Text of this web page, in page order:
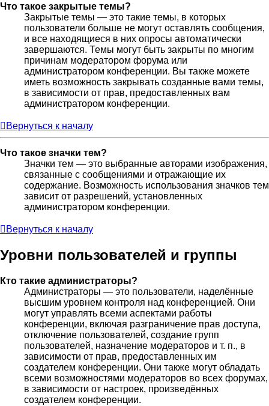
Что такое закрытые темы?
Закрытые темы — это такие темы, в которых
пользователи больше не могут оставлять сообщения,
и все находящиеся в них опросы автоматически
завершаются. Темы могут быть закрыты по многим
причинам модератором форума или
администратором конференции. Вы также можете
иметь возможность закрывать созданные вами темы,
в зависимости от прав, предоставленных вам
администратором конференции.
Вернуться к началу
Что такое значки тем?
Значки тем — это выбранные авторами изображения,
связанные с сообщениями и отражающие их
содержание. Возможность использования значков тем
зависит от разрешений, установленных
администратором конференции.
Вернуться к началу
Уровни пользователей и группы
Кто такие администраторы?
Администраторы — это пользователи, наделённые
высшим уровнем контроля над конференцией. Они
могут управлять всеми аспектами работы
конференции, включая разграничение прав доступа,
отключение пользователей, создание групп
пользователей, назначение модераторов и т. п., в
зависимости от прав, предоставленных им
создателем конференции. Они также могут обладать
всеми возможностями модераторов во всех форумах,
в зависимости от настроек, произведённых
создателем конференции.